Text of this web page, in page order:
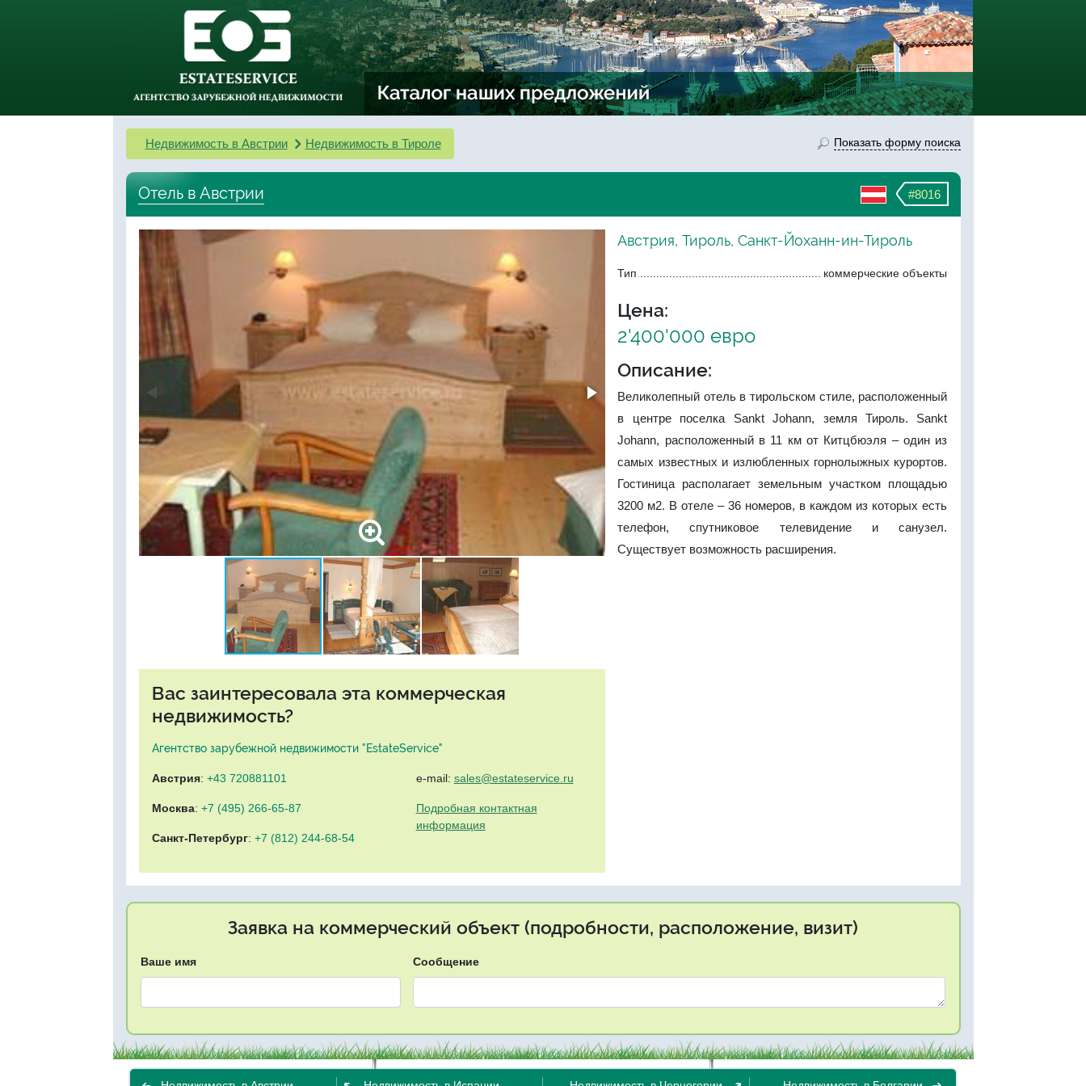
Недвижимость в Австрии Недвижимость в Тироле Показать форму поиска
#8016
Отель в Австрии
Вас заинтересовала эта коммерческая
недвижимость?
Агентство зарубежной недвижимости "EstateService"
Австрия: +43 720881101
Москва: +7 (495) 266-65-87
Санкт-Петербург: +7 (812) 244-68-54
e-mail: sales@estateservice.ru
Подробная контактная
информация
Австрия, Тироль, Санкт-Йоханн-ин-Тироль
Тип коммерческие объекты
Цена:
2'400'000 евро
Описание:
Великолепный отель в тирольском стиле, расположенный
в центре поселка Sankt Johann, земля Тироль. Sankt
Johann, расположенный в 11 км от Китцбюэля – один из
самых известных и излюбленных горнолыжных курортов.
Гостиница располагает земельным участком площадью
3200 м2. В отеле – 36 номеров, в каждом из которых есть
телефон, спутниковое телевидение и санузел.
Существует возможность расширения.
Заявка на коммерческий объект (подробности, расположение, визит)
Ваше имя Сообщение